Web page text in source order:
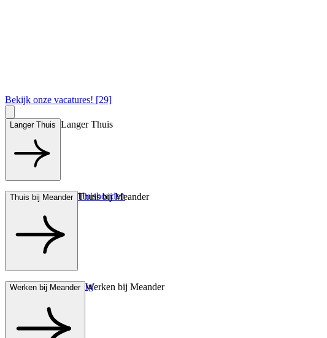
Bekijk onze vacatures! [29]
Langer Thuis Langer Thuis
Hulp bij het Huishouden
Thuis bij Meander Thuis bij Meander
Wonen met zorg
Werken bij Meander Werken bij Meander